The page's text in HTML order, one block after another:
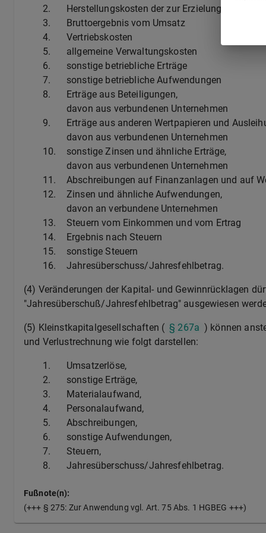
2.
Herstellungskosten der zur Erzielung der
3.
Bruttoergebnis vom Umsatz
4.
Vertriebskosten
5.
allgemeine Verwaltungskosten
6.
sonstige betriebliche Erträge
7.
sonstige betriebliche Aufwendungen
8.
Erträge aus Beteiligungen,
davon aus verbundenen Unternehmen
9.
Erträge aus anderen Wertpapieren und
davon aus verbundenen Unternehmen
10.
sonstige Zinsen und ähnliche Erträge,
davon aus verbundenen Unternehmen
11.
Abschreibungen auf Finanzanlagen und auf
12.
Zinsen und ähnliche Aufwendungen,
davon an verbundene Unternehmen
13.
Steuern vom Einkommen und vom Ertrag
14.
Ergebnis nach Steuern
15.
sonstige Steuern
16.
Jahresüberschuss/Jahresfehlbetrag.
(4) Veränderungen der Kapital- und Gewinnrücklagen
"Jahresüberschuß/Jahresfehlbetrag" ausgewiesen
(5) Kleinstkapitalgesellschaften ( § 267a ) können
und Verlustrechnung wie folgt darstellen:
1.
Umsatzerlöse,
2.
sonstige Erträge,
3.
Materialaufwand,
4.
Personalaufwand,
5.
Abschreibungen,
6.
sonstige Aufwendungen,
7.
Steuern,
8.
Jahresüberschuss/Jahresfehlbetrag.
Fußnote(n):
(+++ § 275: Zur Anwendung vgl. Art. 75 Abs. 1 HGBEG +++)